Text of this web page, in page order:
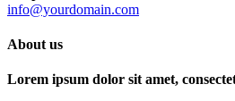
info@yourdomain.com
About us
Lorem ipsum dolor sit amet,